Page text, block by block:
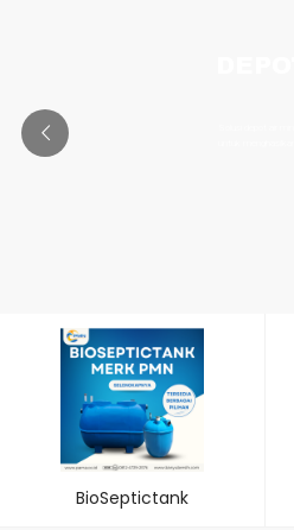
Solusi depot air
untuk
BioSeptictank